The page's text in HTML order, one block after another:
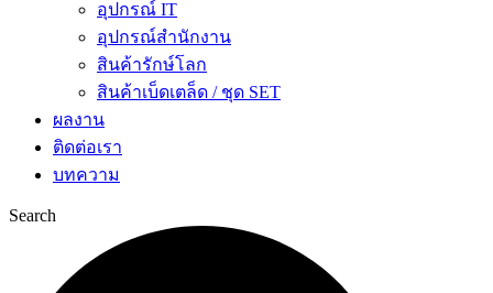
อุปกรณ์ IT
อุปกรณ์สำนักงาน
สินค้ารักษ์โลก
สินค้าเบ็ดเตล็ด / ชุด SET
ผลงาน
ติดต่อเรา
บทความ
Search